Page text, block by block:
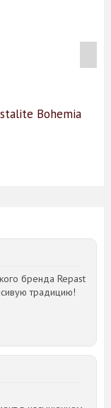
Bohemia
бренда Repast
в красивую традицию!
вне времени.
линии
ощущение